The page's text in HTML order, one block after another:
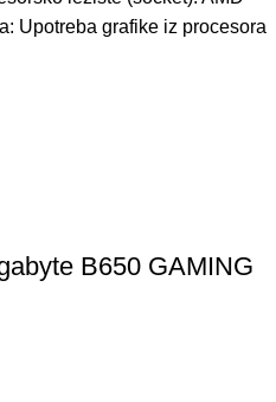
Upotreba grafike iz procesora
B650 GAMING